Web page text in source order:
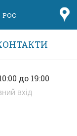
РОС
до 19:00
вхід